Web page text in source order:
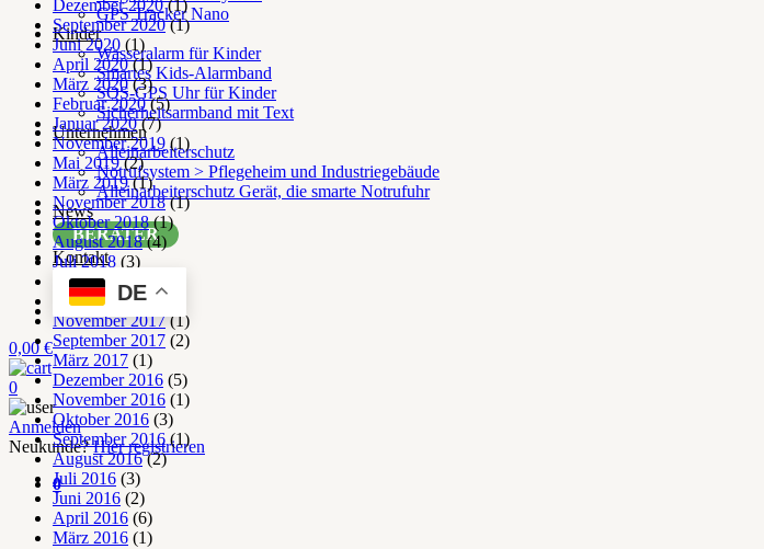
GPS Tracker Nano
Kinder
Wasseralarm für Kinder
Smartes Kids-Alarmband
SOS-GPS Uhr für Kinder
Sicherheitsarmband mit Text
Unternehmen
Alleinarbeiterschutz
Notrufsystem > Pflegeheim und Industriegebäude
Alleinarbeiterschutz Gerät, die smarte Notrufuhr
News
BERATER
Kontakt
DE
0,00€
0
Anmelden
Neukunde?Hier registrieren
0
Dezember 2020(1)
September 2020(1)
Juni 2020 (1)
April 2020(1)
März 2020(3)
Februar 2020(5)
Januar 2020(7)
November 2019 (1)
Mai 2019(2)
März 2019(1)
November 2018(1)
Oktober 2018(1)
August 2018(4)
Juli 2018 (3)
Juni 2018(1)
Mai 2018(2)
November 2017(1)
September 2017 (2)
März 2017 (1)
Dezember 2016 (5)
November 2016 (1)
Oktober 2016 (3)
September 2016 (1)
August 2016(2)
Juli 2016 (3)
Juni 2016 (2)
April 2016 (6)
März 2016 (1)